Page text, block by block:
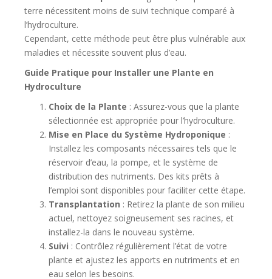
terre nécessitent moins de suivi technique comparé à
l’hydroculture.
Cependant, cette méthode peut être plus vulnérable aux
maladies et nécessite souvent plus d’eau.
Guide Pratique pour Installer une Plante en
Hydroculture
Choix de la Plante : Assurez-vous que la plante
sélectionnée est appropriée pour l’hydroculture.
Mise en Place du Système Hydroponique :
Installez les composants nécessaires tels que le
réservoir d’eau, la pompe, et le système de
distribution des nutriments. Des kits prêts à
l’emploi sont disponibles pour faciliter cette étape.
Transplantation : Retirez la plante de son milieu
actuel, nettoyez soigneusement ses racines, et
installez-la dans le nouveau système.
Suivi : Contrôlez régulièrement l’état de votre
plante et ajustez les apports en nutriments et en
eau selon les besoins.